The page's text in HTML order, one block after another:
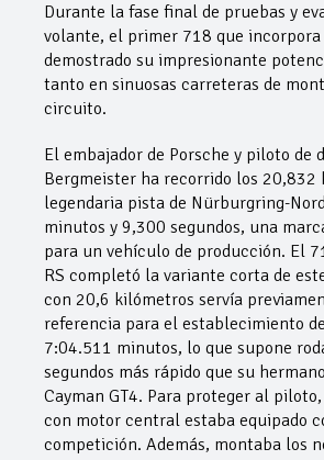
Durante la fase final de pruebas y
volante, el primer 718 que incorpora
demostrado su impresionante
tanto en sinuosas carreteras de
circuito.
El embajador de Porsche y piloto de
Bergmeister ha recorrido los 20,832
legendaria pista de Nürburgring-
minutos y 9,300 segundos, una
para un vehículo de producción. El
RS completó la variante corta de
con 20,6 kilómetros servía
referencia para el establecimiento
7:04.511 minutos, lo que supone
segundos más rápido que su
Cayman GT4. Para proteger al
con motor central estaba equipado
competición. Además, montaba los